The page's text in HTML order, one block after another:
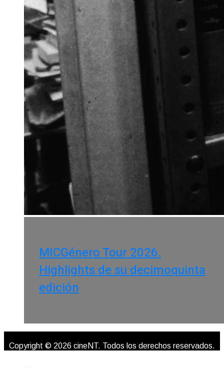
MICGénero Tour 2026.
Highlights de su decimoquinta
edición
Copyright © 2026 cineNT. Todos los derechos reservados.